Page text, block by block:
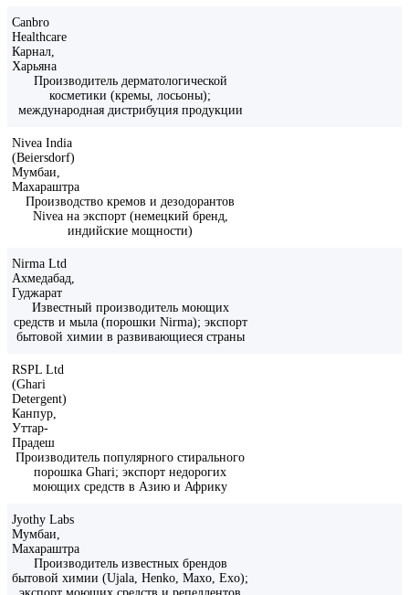
Canbro
Healthcare
Карнал,
Харьяна
Производитель дерматологической
косметики (кремы, лосьоны);
международная дистрибуция продукции
Nivea India
(Beiersdorf)
Мумбаи,
Махараштра
Производство кремов и дезодорантов
Nivea на экспорт (немецкий бренд,
индийские мощности)
Nirma Ltd
Ахмедабад,
Гуджарат
Известный производитель моющих
средств и мыла (порошки Nirma); экспорт
бытовой химии в развивающиеся страны
RSPL Ltd
(Ghari
Detergent)
Канпур,
Уттар-
Прадеш
Производитель популярного стирального
порошка Ghari; экспорт недорогих
моющих средств в Азию и Африку
Jyothy Labs
Мумбаи,
Махараштра
Производитель известных брендов
бытовой химии (Ujala, Henko, Maxo, Exo);